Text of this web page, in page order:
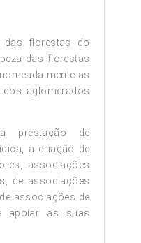
das florestas do
das florestas
mente as
aglomerados
prestação de
a criação de
associações
de associações
associações de
apoiar as suas